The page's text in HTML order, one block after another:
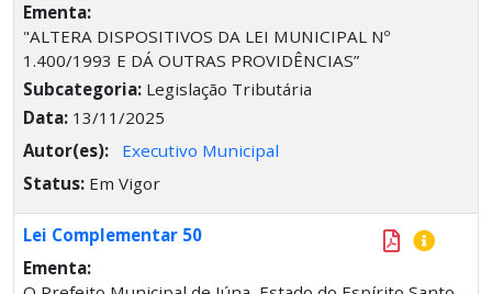
Ementa:
"ALTERA DISPOSITIVOS DA LEI MUNICIPAL Nº
1.400/1993 E DÁ OUTRAS PROVIDÊNCIAS”
Subcategoria: Legislação Tributária
Data: 13/11/2025
Autor(es):
Executivo Municipal
Status: Em Vigor
Lei Complementar 50
Ementa: